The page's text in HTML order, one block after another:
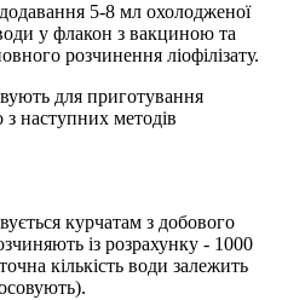
5-8 мл охолодженої
у флакон з вакциною та
розчинення ліофілізату.
для приготування
наступних методів
курчатам з добового
із розрахунку - 1000
кількість води залежить